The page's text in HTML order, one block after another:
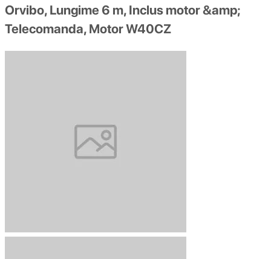
Orvibo, Lungime 6 m, Inclus motor &amp;
Telecomanda, Motor W40CZ